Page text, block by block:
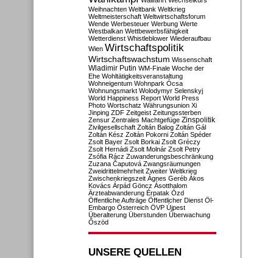
Weihnachten Weltbank Weltkrieg
Weltmeisterschaft Weltwirtschaftsforum
Wende Werbesteuer Werbung Werte
Westbalkan Wettbewerbsfähigkeit
Wetterdienst Whistleblower Wiederaufbau
Wien Wirtschaftspolitik
Wirtschaftswachstum Wissenschaft
Wladimir Putin WM-Finale Woche der
Ehe Wohltätigkeitsveranstaltung
Wohneigentum Wohnpark Ócsa
Wohnungsmarkt Wolodymyr Selenskyj
World Happiness Report World Press
Photo Wortschatz Währungsunion Xi
Jinping ZDF Zeitgeist Zeitungssterben
Zensur Zentrales Machtgefüge Zinspolitik
Zivilgesellschaft Zoltán Balog Zoltán Gál
Zoltán Kész Zoltán Pokorni Zoltán Spéder
Zsolt Bayer Zsolt Borkai Zsolt Gréczy
Zsolt Hernádi Zsolt Molnár Zsolt Petry
Zsófia Rácz Zuwanderungsbeschränkung
Zuzana Čaputová Zwangsräumungen
Zweidrittelmehrheit Zweiter Weltkrieg
Zwischenkriegszeit Ágnes Geréb Ákos
Kovács Árpád Göncz Ásotthalom
Ärzteabwanderung Érpatak Ózd
Öffentliche Aufträge Öffentlicher Dienst Öl-
Embargo Österreich ÖVP Újpest
Überalterung Überstunden Überwachung
Őszöd
UNSERE QUELLEN